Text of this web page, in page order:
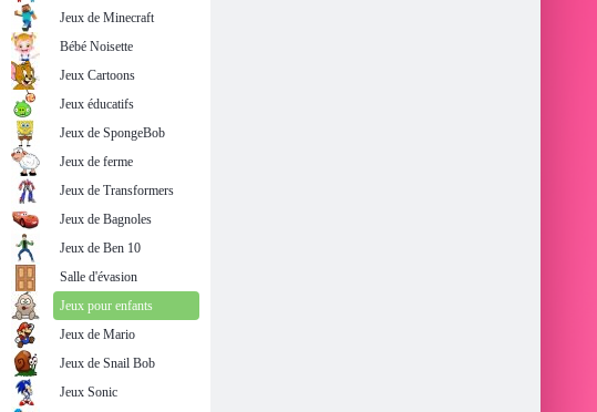
Jeux de Minecraft
Bébé Noisette
Jeux Cartoons
Jeux éducatifs
Jeux de SpongeBob
Jeux de ferme
Jeux de Transformers
Jeux de Bagnoles
Jeux de Ben 10
Salle d'évasion
Jeux pour enfants
Jeux de Mario
Jeux de Snail Bob
Jeux Sonic